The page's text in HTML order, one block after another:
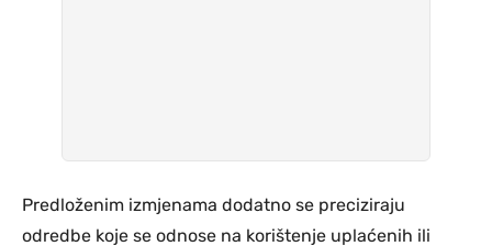
Predloženim izmjenama dodatno se preciziraju
odredbe koje se odnose na korištenje uplaćenih ili